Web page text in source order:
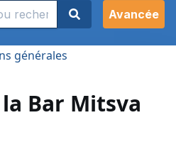
Avancée
générales
Bar Mitsva